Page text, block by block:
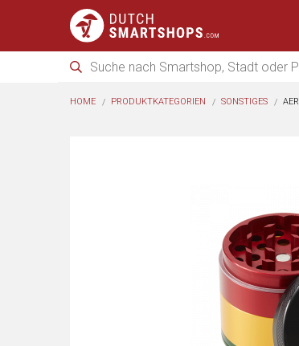
HOME PRODUKTKATEGORIEN SONSTIGES